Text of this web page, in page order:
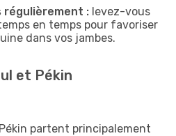
régulièrement : levez-vous
en temps pour favoriser
dans vos jambes.
et Pékin
partent principalement